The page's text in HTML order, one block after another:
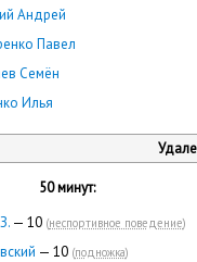
Андрей
Павел
Семён
Илья
50 минут:
— 10 (неспортивное поведение)
— 10 (подножка)